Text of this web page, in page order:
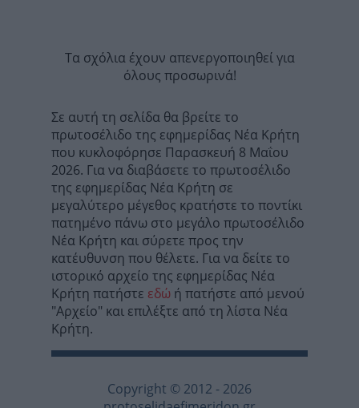
Τα σχόλια έχουν απενεργοποιηθεί για
όλους προσωρινά!
Σε αυτή τη σελίδα θα βρείτε το
πρωτοσέλιδο της εφημερίδας Νέα Κρήτη
που κυκλοφόρησε Παρασκευή 8 Μαΐου
2026. Για να διαβάσετε το πρωτοσέλιδο
της εφημερίδας Νέα Κρήτη σε
μεγαλύτερο μέγεθος κρατήστε το ποντίκι
πατημένο πάνω στο μεγάλο πρωτοσέλιδο
Νέα Κρήτη και σύρετε προς την
κατέυθυνση που θέλετε. Για να δείτε το
ιστορικό αρχείο της εφημερίδας Νέα
Κρήτη πατήστε εδώ ή πατήστε από μενού
"Αρχείο" και επιλέξτε από τη λίστα Νέα
Κρήτη.
Copyright © 2012 - 2026